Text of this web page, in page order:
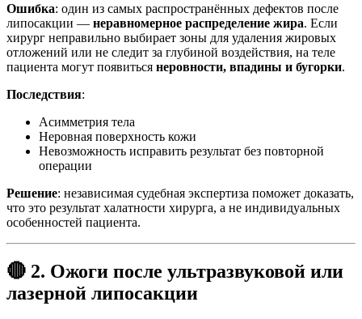
Ошибка: один из самых распространённых дефектов после
липосакции — неравномерное распределение жира. Если
хирург неправильно выбирает зоны для удаления жировых
отложений или не следит за глубиной воздействия, на теле
пациента могут появиться неровности, впадины и бугорки.
Последствия:
Асимметрия тела
Неровная поверхность кожи
Невозможность исправить результат без повторной
операции
Решение: независимая судебная экспертиза поможет доказать,
что это результат халатности хирурга, а не индивидуальных
особенностей пациента.
🔴 2. Ожоги после ультразвуковой или
лазерной липосакции